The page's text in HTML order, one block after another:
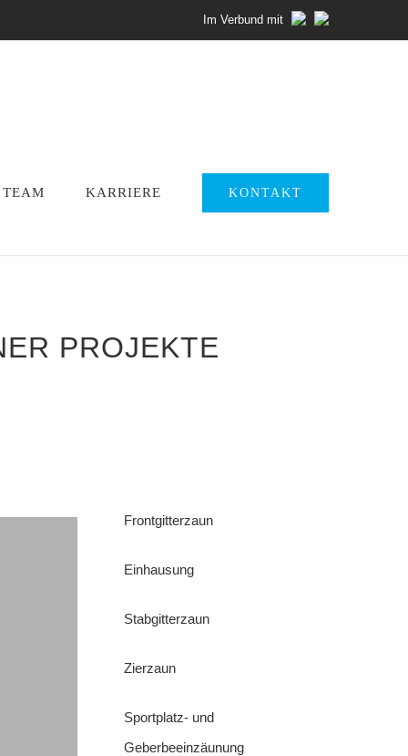
Im Verbund mit
TEAM KARRIERE KONTAKT
PROJEKTE
Frontgitterzaun
Einhausung
Stabgitterzaun
Zierzaun
Sportplatz- und
Geberbeeinzäunung